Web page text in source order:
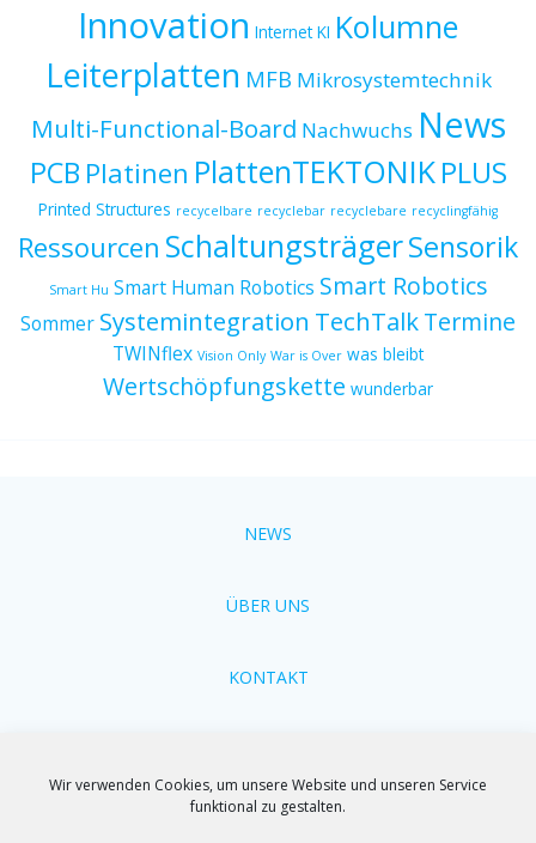
Wir verwenden Cookies, um unsere Website und unseren Service
funktional zu gestalten.
Innovation Internet KI Kolumne
Leiterplatten MFB Mikrosystemtechnik
Multi-Functional-Board Nachwuchs News
PCB Platinen PlattenTEKTONIK PLUS
Printed Structures recycelbare recyclebar recyclebare recyclingfähig
Ressourcen SchaltungsträgerSensorik
Smart Hu Smart Human Robotics Smart Robotics
Sommer Systemintegration TechTalkTermine
TWINflex Vision Only War is Over was bleibt
Wertschöpfungskette wunderbar
NEWS
ÜBER UNS
KONTAKT
Impressum